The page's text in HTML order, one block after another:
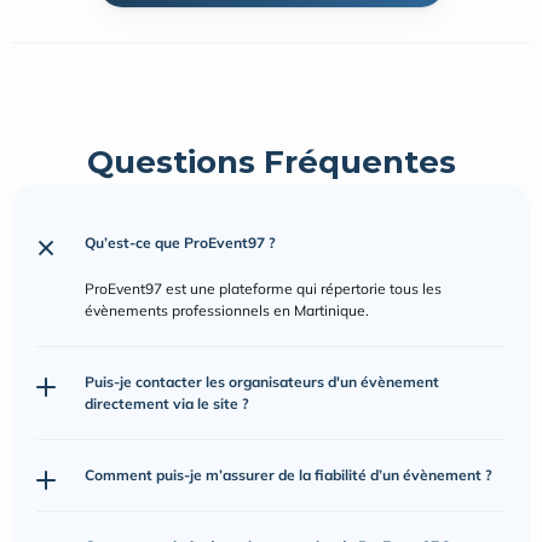
Questions Fréquentes
Qu’est-ce que ProEvent97 ?
ProEvent97 est une plateforme qui répertorie tous les
évènements professionnels en Martinique.
Puis-je contacter les organisateurs d'un évènement
directement via le site ?
Comment puis-je m’assurer de la fiabilité d’un évènement ?